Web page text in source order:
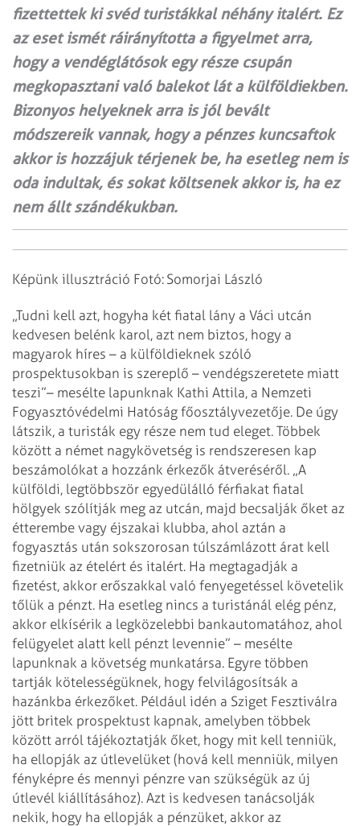
fizettettek ki svéd turistákkal néhány italért. Ez
az eset ismét ráirányította a figyelmet arra,
hogy a vendéglátósok egy része csupán
megkopasztani való balekot lát a külföldiekben.
Bizonyos helyeknek arra is jól bevált
módszereik vannak, hogy a pénzes kuncsaftok
akkor is hozzájuk térjenek be, ha esetleg nem is
oda indultak, és sokat költsenek akkor is, ha ez
nem állt szándékukban.
Képünk illusztráció Fotó: Somorjai László
„Tudni kell azt, hogyha két fiatal lány a Váci utcán
kedvesen belénk karol, azt nem biztos, hogy a
magyarok híres – a külföldieknek szóló
prospektusokban is szereplő – vendégszeretete miatt
teszi”– mesélte lapunknak Kathi Attila, a Nemzeti
Fogyasztóvédelmi Hatóság főosztályvezetője. De úgy
látszik, a turisták egy része nem tud eleget. Többek
között a német nagykövetség is rendszeresen kap
beszámolókat a hozzánk érkezők átveréséről. „A
külföldi, legtöbbször egyedülálló férfiakat fiatal
hölgyek szólítják meg az utcán, majd becsalják őket az
étterembe vagy éjszakai klubba, ahol aztán a
fogyasztás után sokszorosan túlszámlázott árat kell
fizetniük az ételért és italért. Ha megtagadják a
fizetést, akkor erőszakkal való fenyegetéssel követelik
tőlük a pénzt. Ha esetleg nincs a turistánál elég pénz,
akkor elkísérik a legközelebbi bankautomatához, ahol
felügyelet alatt kell pénzt levennie” – mesélte
lapunknak a követség munkatársa. Egyre többen
tartják kötelességüknek, hogy felvilágosítsák a
hazánkba érkezőket. Például idén a Sziget Fesztiválra
jött britek prospektust kapnak, amelyben többek
között arról tájékoztatják őket, hogy mit kell tenniük,
ha ellopják az útlevelüket (hová kell menniük, milyen
fényképre és mennyi pénzre van szükségük az új
útlevél kiállításához). Azt is kedvesen tanácsolják
nekik, hogy ha ellopják a pénzüket, akkor az